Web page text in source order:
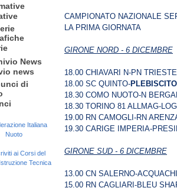
news
CAMPIONATO NAZIONALE
LA PRIMA GIORNATA
GIRONE NORD - 6 DICEMBRE
18.00 CHIAVARI N-PN TRIESTE
18.00 SC QUINTO-
18.30 COMO NUOTO-N
18.30 TORINO 81 ALLMAG-
19.00 RN CAMOGLI-RN
19.30 CARIGE IMPERIA-
GIRONE SUD - 6 DICEMBRE
13.00 CN SALERNO-
15.00 RN CAGLIARI-BLEU